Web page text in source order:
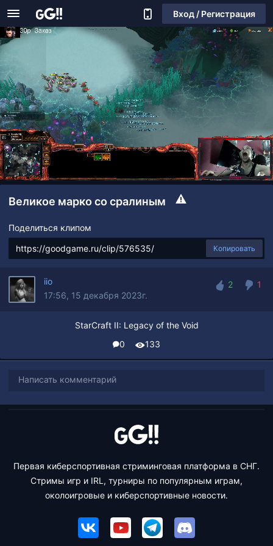
Вход / Регистрация
Великое марко со сралиным
Поделиться клипом
Копировать
iio
17:56, 15 декабря 2023г.
2
1
StarCraft II: Legacy of the Void
0
133
Написать комментарий
Первая киберспортивная стриминговая платформа в СНГ.
Стримы игр и IRL, турниры по популярным играм,
околоигровые и киберспортивные новости.